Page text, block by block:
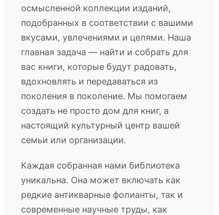
осмысленной коллекции изданий,
подобранных в соответствии с вашими
вкусами, увлечениями и целями. Наша
главная задача — найти и собрать для
вас книги, которые будут радовать,
вдохновлять и передаваться из
поколения в поколение. Мы помогаем
создать не просто дом для книг, а
настоящий культурный центр вашей
семьи или организации.
Каждая собранная нами библиотека
уникальна. Она может включать как
редкие антикварные фолианты, так и
современные научные труды, как